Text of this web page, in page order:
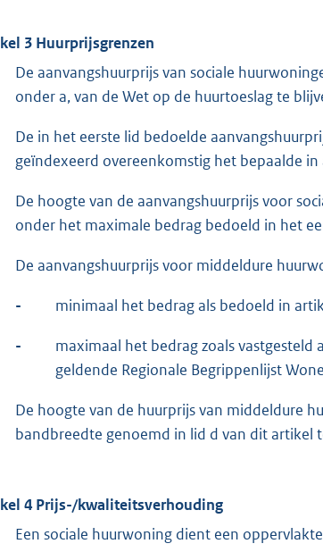
3 Huurprijsgrenzen
De aanvangshuurprijs van sociale
onder a, van de Wet op de huurtoeslag te
De in het eerste lid bedoelde
geïndexeerd overeenkomstig het bepaalde
De hoogte van de aanvangshuurprijs voor
onder het maximale bedrag bedoeld in het
De aanvangshuurprijs voor middeldure
- minimaal het bedrag als bedoeld in
-
maximaal het bedrag zoals
geldende Regionale Begrippenlijst
De hoogte van de huurprijs van middeldure
bandbreedte genoemd in lid d van dit artikel
4 Prijs-/kwaliteitsverhouding
Een sociale huurwoning dient een